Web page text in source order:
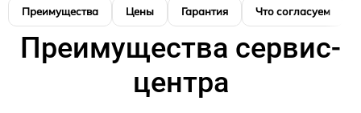
Преимущества Цены Гарантия Что согласуем
Преимущества сервис-
центра